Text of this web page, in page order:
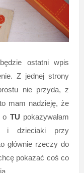
ostatni wpis
Z jednej strony
nie przyda, z
mam nadzieję, że
o TU pokazywałam
i dzieciaki przy
głównie rzeczy do
pokazać coś co